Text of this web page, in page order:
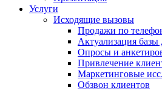
Услуги
Исходящие вызовы
Продажи по
Актуализация
Опросы и
Привлечение
Маркетинговые
Обзвон клиентов